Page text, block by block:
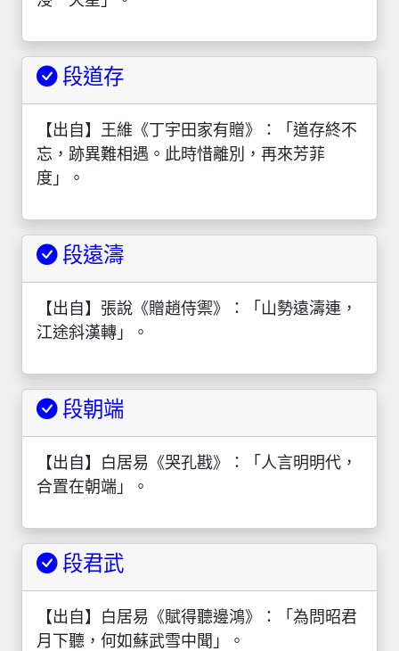
段道存
【出自】王維《丁宇田家有贈》：「道存終不
忘，跡異難相遇。此時惜離別，再來芳菲
度」。
段遠濤
【出自】張說《贈趙侍禦》：「山勢遠濤連，
江途斜漢轉」。
段朝端
【出自】白居易《哭孔戡》：「人言明明代，
合置在朝端」。
段君武
【出自】白居易《賦得聽邊鴻》：「為問昭君
月下聽，何如蘇武雪中聞」。